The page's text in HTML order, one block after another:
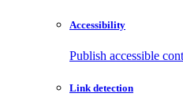
Accessibility
Publish accessible
Link detection